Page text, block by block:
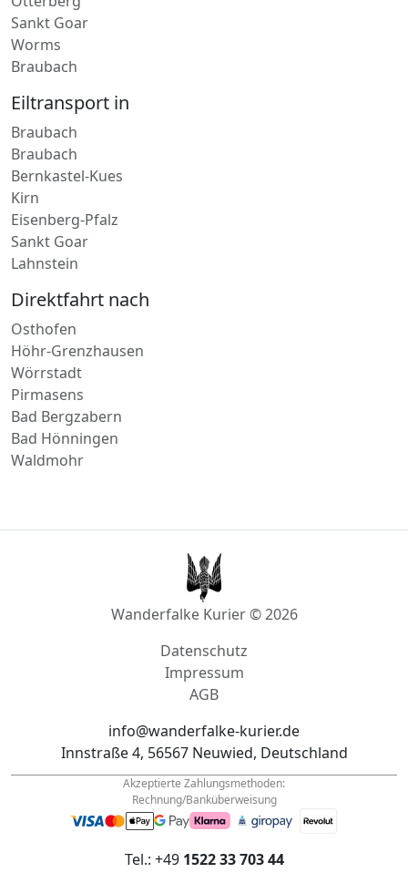
Konz
Dahn
Otterberg
Worms
Braubach
Eiltransport in
Braubach
Braubach
Bernkastel-Kues
Kirn
Sankt Goar
Lahnstein
Direktfahrt nach
Osthofen
Höhr-Grenzhausen
Wörrstadt
Pirmasens
Waldmohr
Wanderfalke Kurier © 2026
Impressum
AGB
info@wanderfalke-kurier.de
Innstraße 4, 56567 Neuwied, Deutschland
Rechnung/Banküberweisung